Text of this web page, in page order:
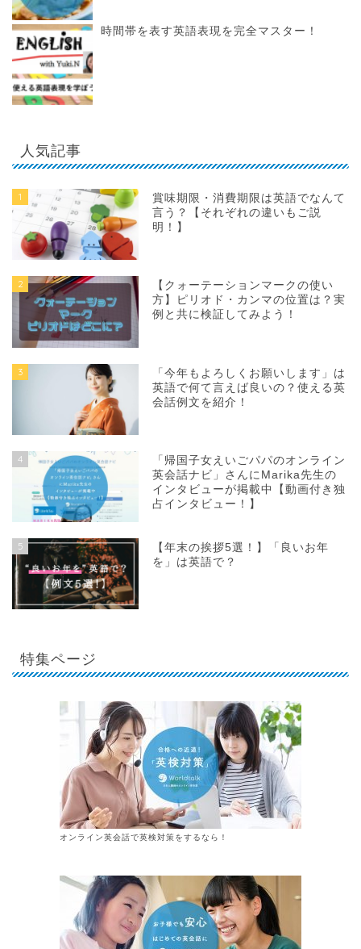
時間帯を表す英語表現を完全マスター！
人気記事
1
賞味期限・消費期限は英語でなんて
言う？【それぞれの違いもご説
明！】
2
【クォーテーションマークの使い
方】ピリオド・カンマの位置は？実
例と共に検証してみよう！
3
「今年もよろしくお願いします」は
英語で何て言えば良いの？使える英
会話例文を紹介！
4
「帰国子女えいごパパのオンライン
英会話ナビ」さんにMarika先生の
インタビューが掲載中【動画付き独
占インタビュー！】
5
【年末の挨拶5選！】「良いお年
を」は英語で？
特集ページ
オンライン英会話で英検対策をするなら！